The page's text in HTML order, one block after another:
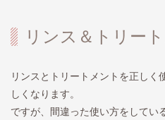
リンス＆トリー
リンスとトリートメントを正しく
しくなります。
ですが、間違った使い方をしてい